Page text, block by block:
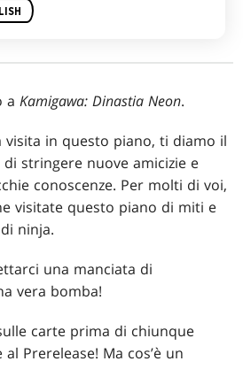
aKamigawa: Dinastia Neon.
visita in questo piano, ti diamo il
stringere nuove amicizie e
conoscenze. Per molti di voi,
visitate questo piano di miti e
ninja.
una manciata di
vera bomba!
carte prima di chiunque
Prerelease! Ma cos’è un